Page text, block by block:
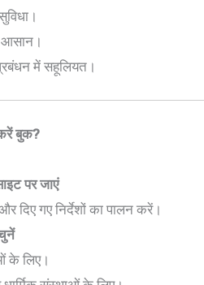
आसान।
में सहूलियत।
बुक?
पर जाएं
दिए गए निर्देशों का पालन करें।
के लिए।